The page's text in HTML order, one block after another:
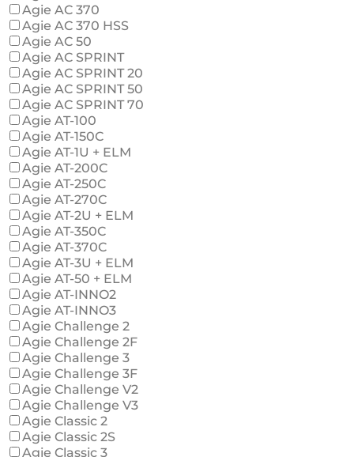
Agie AC 370
Agie AC 370 HSS
Agie AC 50
Agie AC SPRINT
Agie AC SPRINT 20
Agie AC SPRINT 50
Agie AC SPRINT 70
Agie AT-100
Agie AT-150C
Agie AT-1U + ELM
Agie AT-200C
Agie AT-250C
Agie AT-270C
Agie AT-2U + ELM
Agie AT-350C
Agie AT-370C
Agie AT-3U + ELM
Agie AT-50 + ELM
Agie AT-INNO2
Agie AT-INNO3
Agie Challenge 2
Agie Challenge 2F
Agie Challenge 3
Agie Challenge 3F
Agie Challenge V2
Agie Challenge V3
Agie Classic 2
Agie Classic 2S
Agie Classic 3